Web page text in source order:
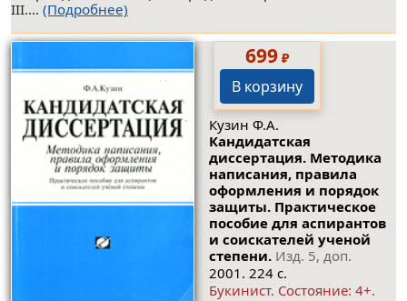
III.... (Подробнее)
699₽
В корзину
Кузин Ф.А.
Кандидатская
диссертация. Методика
написания, правила
оформления и порядок
защиты. Практическое
пособие для аспирантов
и соискателей ученой
степени. Изд. 5, доп.
2001. 224 с.
Букинист. Состояние: 4+.